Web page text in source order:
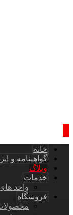
خانه
گواهینامه و
وبلاگ
خدمات
واحد
فروشگاه